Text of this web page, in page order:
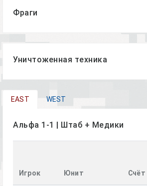
Фраги
Уничтоженная техника
EAST WEST
Альфа 1-1 | Штаб + Медики
Игрок Юнит Счёт